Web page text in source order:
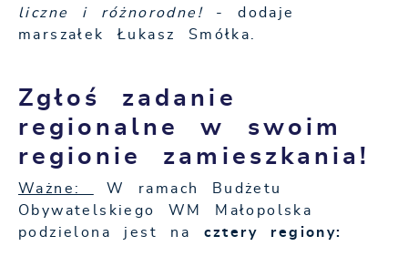
liczne i różnorodne! - dodaje
marszałek Łukasz Smółka.
Zgłoś zadanie
regionalne w swoim
regionie zamieszkania!
Ważne:
W ramach Budżetu
Obywatelskiego WM Małopolska
podzielona jest na cztery regiony: